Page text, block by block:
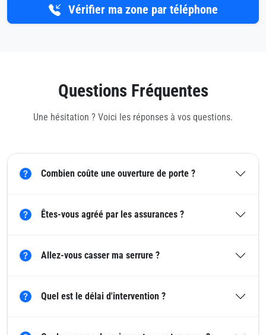
Vérifier ma zone par téléphone
Questions Fréquentes
Une hésitation ? Voici les réponses à vos questions.
Combien coûte une ouverture de porte ?
Êtes-vous agréé par les assurances ?
Allez-vous casser ma serrure ?
Quel est le délai d'intervention ?